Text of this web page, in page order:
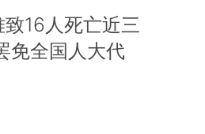
16人死亡近三
免全国人大代